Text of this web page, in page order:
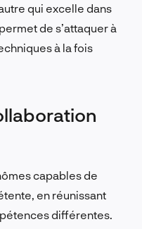
qui excelle dans
de s’attaquer à
à la fois
capables de
en réunissant
différentes.